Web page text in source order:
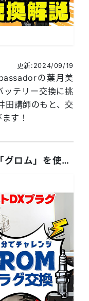
更新:2024/09/19
の葉月美
ッテリー交換に挑
田講師のもと、交
す！
NGK MotoDX使用！ ホンダ「グロム」を使ってプラグ交換！